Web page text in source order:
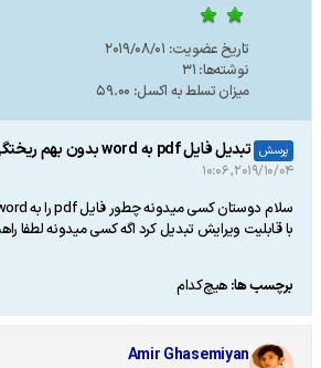
تاریخ عضویت: 2019/08/01
نوشته‌ها: 31
میزان تسلط به اکسل: 59.00
پرسش تبدیل فایل pdf به word بدون بهم ریختگی متن
2019/10/04, 10:06
با قابلیت ویرایش تبدیل کرد اگه کسی میدونه لطفا
برچسب ها: هیچ‌کدام
Amir Ghasemiyan